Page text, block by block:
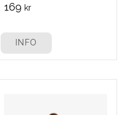
169 kr
INFO